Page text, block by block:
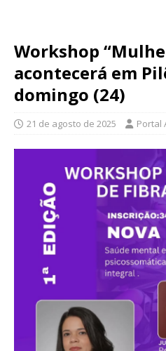
Workshop
acontecerá em
domingo (24)
21 de agosto de 2025 Portal